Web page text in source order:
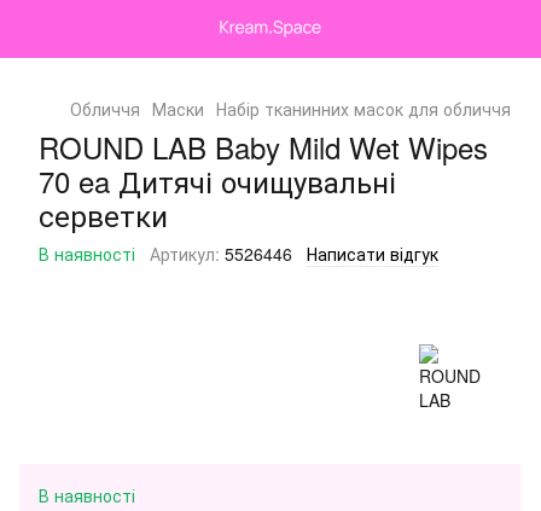
Обличчя Маски Набір тканинних масок для обличчя
ROUND LAB Baby Mild Wet Wipes
70 ea Дитячі очищувальні
серветки
В наявності Артикул: 5526446 Написати відгук
В наявності